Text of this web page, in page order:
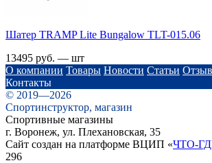
Шатер TRАMP Lite Bungalow TLT-015.06
13495 руб. — шт
О компании Товары Новости Статьи
Контакты
© 2019—2026
Спортинструктор, магазин
Спортивные магазины
г. Воронеж, ул. Плехановская, 35
Сайт создан на платформе ВЦИП «ЧТО-
296